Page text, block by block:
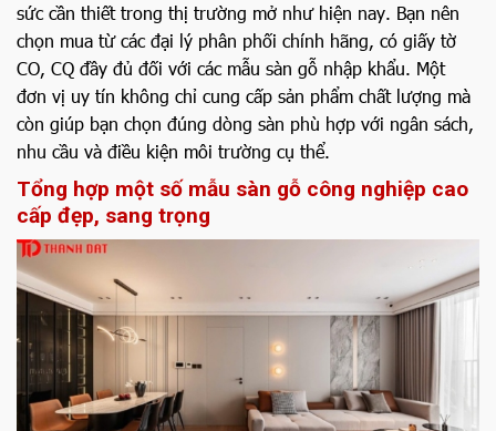
sức cần thiết trong thị trường mở như hiện nay. Bạn nên
chọn mua từ các đại lý phân phối chính hãng, có giấy tờ
CO, CQ đầy đủ đối với các mẫu sàn gỗ nhập khẩu. Một
đơn vị uy tín không chỉ cung cấp sản phẩm chất lượng mà
còn giúp bạn chọn đúng dòng sàn phù hợp với ngân sách,
nhu cầu và điều kiện môi trường cụ thể.
Tổng hợp một số mẫu sàn gỗ công nghiệp cao
cấp đẹp, sang trọng